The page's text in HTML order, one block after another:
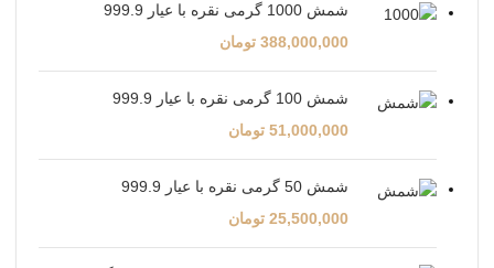
شمش 1000 گرمی نقره با عیار 999.9
388,000,000 تومان
شمش 100 گرمی نقره با عیار 999.9
51,000,000 تومان
شمش 50 گرمی نقره با عیار 999.9
25,500,000 تومان